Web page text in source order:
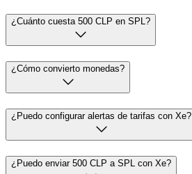
¿Cuánto cuesta 500 CLP en SPL?
¿Cómo convierto monedas?
¿Puedo configurar alertas de tarifas con Xe?
¿Puedo enviar 500 CLP a SPL con Xe?